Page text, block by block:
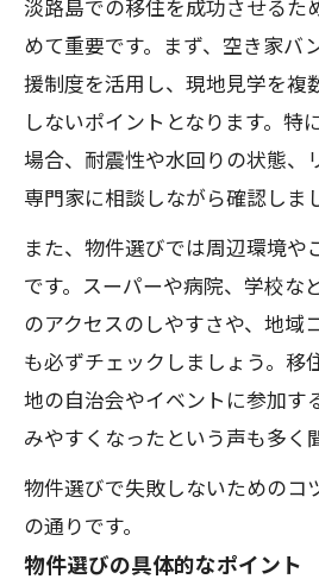
淡路島での移住を成功させるた
めて重要です。まず、空き家バ
援制度を活用し、現地見学を複
しないポイントとなります。特
場合、耐震性や水回りの状態、
専門家に相談しながら確認しま
また、物件選びでは周辺環境や
です。スーパーや病院、学校な
のアクセスのしやすさや、地域
も必ずチェックしましょう。移
地の自治会やイベントに参加す
みやすくなったという声も多く
物件選びで失敗しないためのコ
の通りです。
物件選びの具体的なポイント